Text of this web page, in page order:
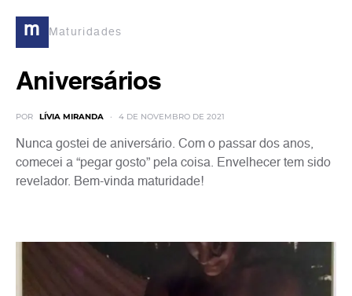
m Maturidades
Aniversários
POR LÍVIA MIRANDA 4 DE NOVEMBRO DE 2021
Nunca gostei de aniversário. Com o passar dos anos,
comecei a “pegar gosto” pela coisa. Envelhecer tem sido
revelador. Bem-vinda maturidade!